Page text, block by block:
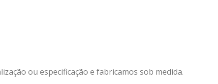
ou especificação e fabricamos sob medida.